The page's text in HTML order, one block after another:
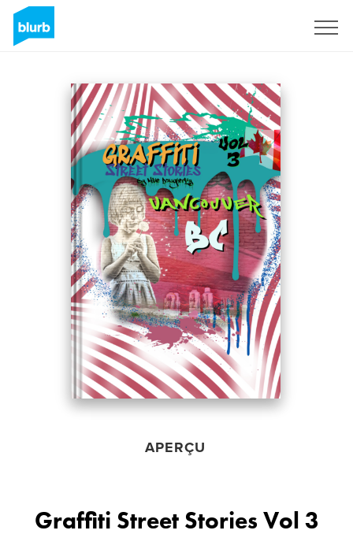
APERÇU
Graffiti Street Stories Vol 3